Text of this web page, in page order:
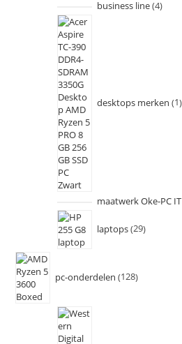
business line 4
desktops merken 1
maatwerk Oke-PC IT
laptops 29
pc-onderdelen 128